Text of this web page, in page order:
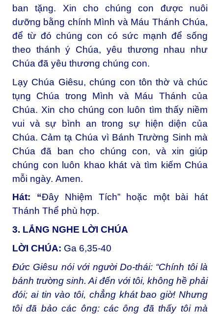
ban tặng. Xin cho chúng con được nuôi
dưỡng bằng chính Mình và Máu Thánh Chúa,
để từ đó chúng con có sức mạnh để sống
theo thánh ý Chúa, yêu thương nhau như
Chúa đã yêu thương chúng con.
Lạy Chúa Giêsu, chúng con tôn thờ và chúc
tụng Chúa trong Mình và Máu Thánh của
Chúa. Xin cho chúng con luôn tìm thấy niềm
vui và sự bình an trong sự hiện diện của
Chúa. Cảm tạ Chúa vì Bánh Trường Sinh mà
Chúa đã ban cho chúng con, và xin giúp
chúng con luôn khao khát và tìm kiếm Chúa
mỗi ngày. Amen.
Hát: “Đây Nhiệm Tích” hoặc một bài hát
Thánh Thể phù hợp.
3. LẮNG NGHE LỜI CHÚA
LỜI CHÚA: Ga 6,35-40
Đức Giêsu nói với người Do-thái: “Chính tôi là
bánh trường sinh. Ai đến với tôi, không hề phải
đói; ai tin vào tôi, chẳng khát bao giờ! Nhưng
tôi đã bảo các ông: các ông đã thấy tôi mà